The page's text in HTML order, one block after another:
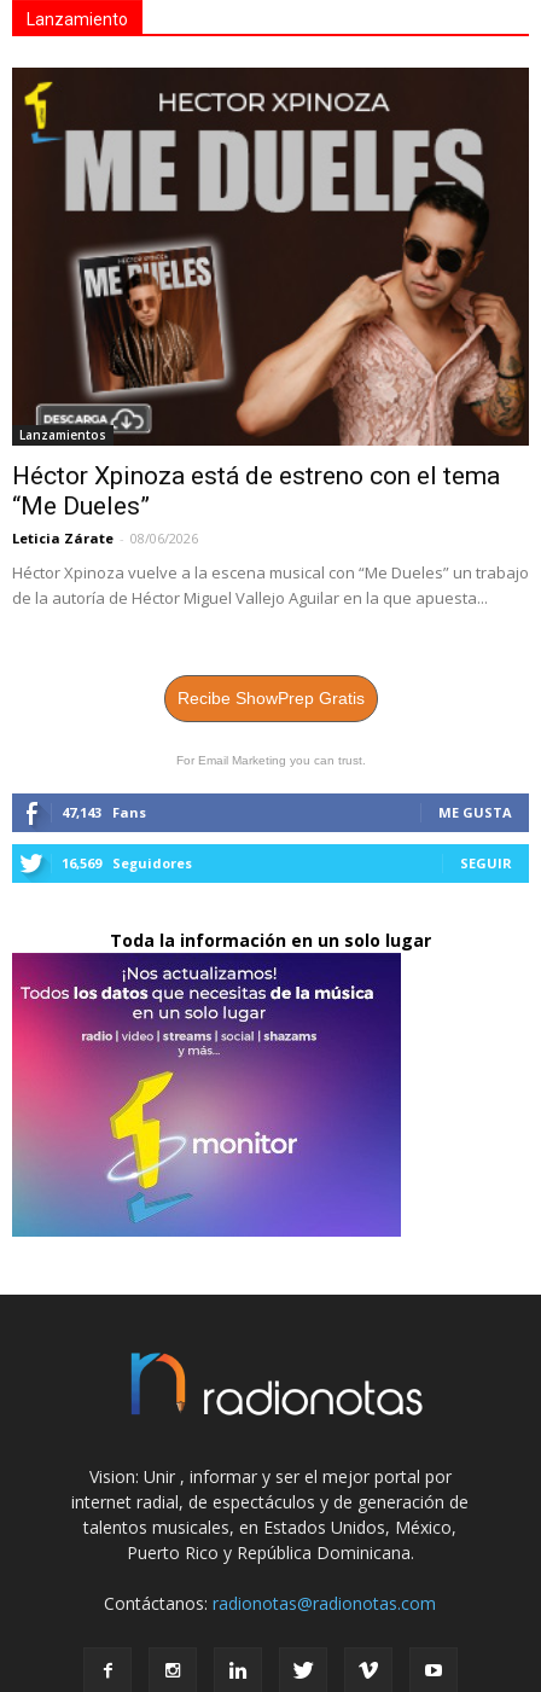
Lanzamiento
Lanzamientos
Héctor Xpinoza está de estreno con el tema
“Me Dueles”
Leticia Zárate - 08/06/2026
Héctor Xpinoza vuelve a la escena musical con “Me Dueles” un trabajo
de la autoría de Héctor Miguel Vallejo Aguilar en la que apuesta...
Recibe ShowPrep Gratis
For Email Marketing you can trust.
47,143 Fans ME GUSTA
16,569 Seguidores SEGUIR
Toda la información en un solo lugar
Vision: Unir , informar y ser el mejor portal por
internet radial, de espectáculos y de generación de
talentos musicales, en Estados Unidos, México,
Puerto Rico y República Dominicana.
Contáctanos:radionotas@radionotas.com